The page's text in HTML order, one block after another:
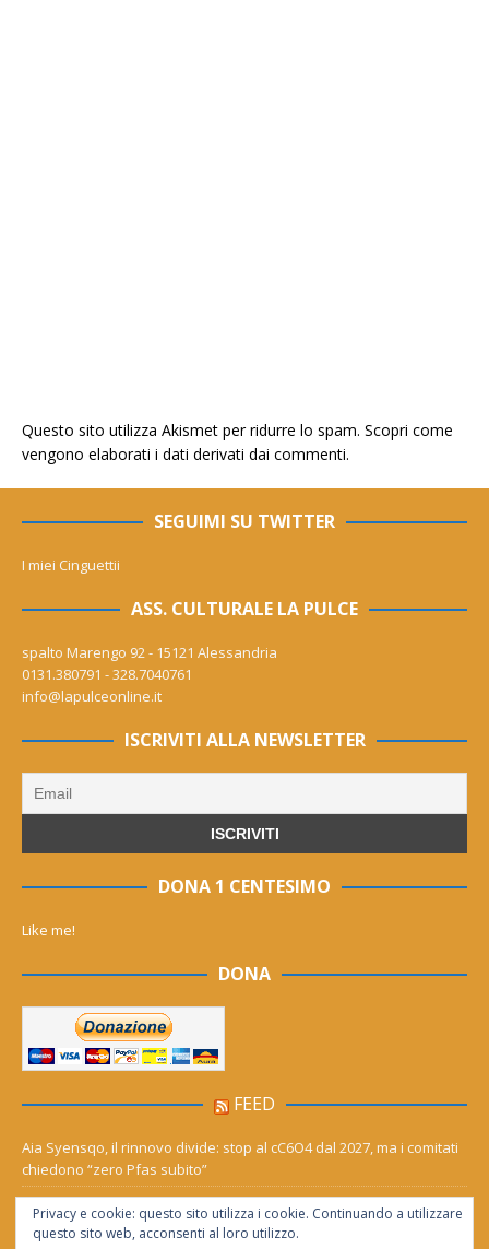
Questo sito utilizza Akismet per ridurre lo spam. Scopri come
vengono elaborati i dati derivati dai commenti.
SEGUIMI SU TWITTER
I miei Cinguettii
ASS. CULTURALE LA PULCE
spalto Marengo 92 - 15121 Alessandria
0131.380791 - 328.7040761
info@lapulceonline.it
ISCRIVITI ALLA NEWSLETTER
DONA 1 CENTESIMO
Like me!
DONA
FEED
Aia Syensqo, il rinnovo divide: stop al cC6O4 dal 2027, ma i comitati
chiedono “zero Pfas subito”
Derthona ripescato in serie D: Grigi, Valenzana e Leoncelli ne
girone A
Privacy e cookie: questo sito utilizza i cookie. Continuando a utilizzare
questo sito web, acconsenti al loro utilizzo.